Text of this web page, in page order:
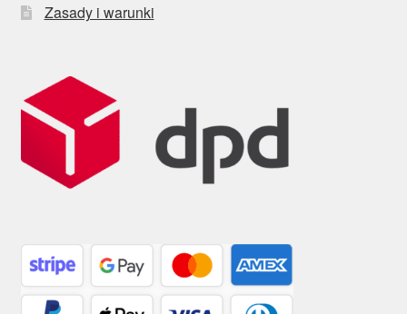
Zasady i warunki